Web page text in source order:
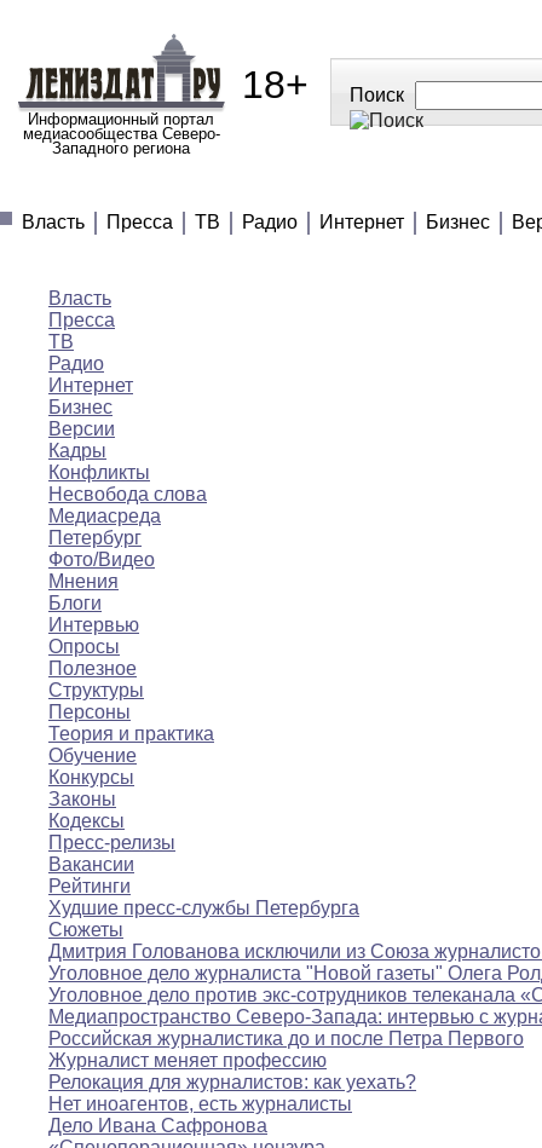
Информационный портал
медиасообщества Северо-
Западного региона
18+ Поиск
Власть
Пресса ТВ Радио Интернет Бизнес
Власть
Пресса
ТВ
Радио
Интернет
Бизнес
Версии
Кадры
Конфликты
Несвобода слова
Медиасреда
Петербург
Фото/Видео
Мнения
Блоги
Интервью
Опросы
Полезное
Структуры
Персоны
Теория и практика
Обучение
Конкурсы
Законы
Кодексы
Пресс-релизы
Вакансии
Рейтинги
Худшие пресс-службы Петербурга
Сюжеты
Дмитрия Голованова исключили из Союза
Уголовное дело журналиста "Новой газеты" Олега
Уголовное дело против экс-сотрудников телеканала
Медиапространство Северо-Запада: интервью с
Российская журналистика до и после Петра Первого
Журналист меняет профессию
Релокация для журналистов: как уехать?
Нет иноагентов, есть журналисты
Дело Ивана Сафронова